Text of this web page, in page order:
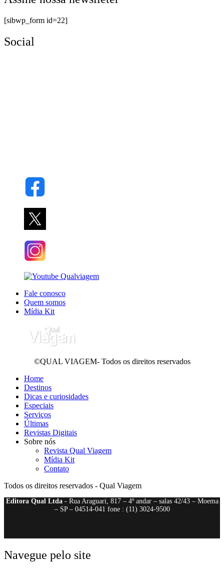
[sibwp_form id=22]
Social
Fale conosco
Quem somos
Mídia Kit
©QUAL VIAGEM- Todos os direitos reservados
Home
Destinos
Dicas e curiosidades
Especiais
Serviços
Últimas
Revistas Digitais
Sobre nós
Revista Qual Viagem
Mídia Kit
Contato
Todos os direitos reservados - Qual Viagem
Editora Qual Ltda- Rua Araguari, 817 – 4º andar – salas 42/43 – Moema
– SP – 04514-041 fone : (11) 3024-9500
Navegue pelo site